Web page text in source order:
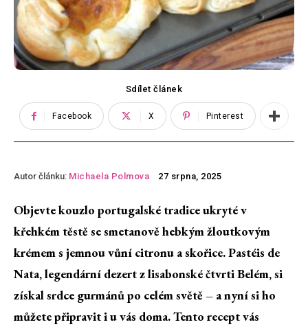
Sdílet článek
Facebook X Pinterest
Autor článku: Michaela Polmova 27 srpna, 2025
Objevte kouzlo portugalské tradice ukryté v
křehkém těstě se smetanově hebkým žloutkovým
krémem s jemnou vůní citronu a skořice. Pastéis de
Nata, legendární dezert z lisabonské čtvrti Belém, si
získal srdce gurmánů po celém světě – a nyní si ho
můžete připravit i u vás doma.Tento recept vás